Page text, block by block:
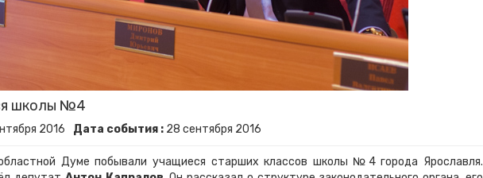
школы №4
2016 Дата события : 28 сентября 2016
Думе побывали учащиеся старших классов школы №4 города Ярославля.